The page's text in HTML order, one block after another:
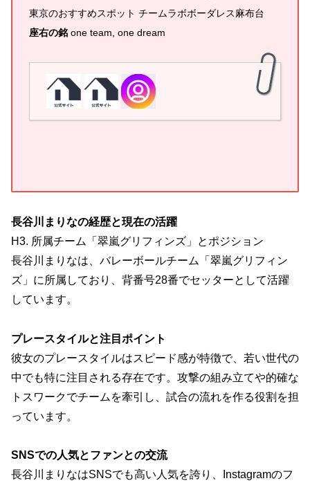
東京のおすすめスポット チームラボボーダレス麻布台
座右の銘 one team, one dream
長谷川まりなの経歴と現在の活躍
H3. 所属チーム「翠嵐グリフィンズ」とポジション
長谷川まりなは、バレーボールチーム「翠嵐グリフィン
ズ」に所属しており、背番号28番でセッターとして活躍
しています。
プレースタイルと注目ポイント
彼女のプレースタイルはスピード感が特徴で、若い世代の
中でも特に注目される存在です。攻撃の組み立てや的確な
トスワークでチームを牽引し、試合の流れを作る役割を担
っています。
SNSでの人気とファンとの交流
長谷川まりなはSNSでも高い人気を誇り、Instagramのフ